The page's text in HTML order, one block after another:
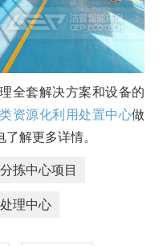
全套解决方案和设备的
资源化利用处置中心做
解更多详情。
拣中心项目
理中心